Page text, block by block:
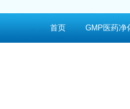
首页 GMP医药净